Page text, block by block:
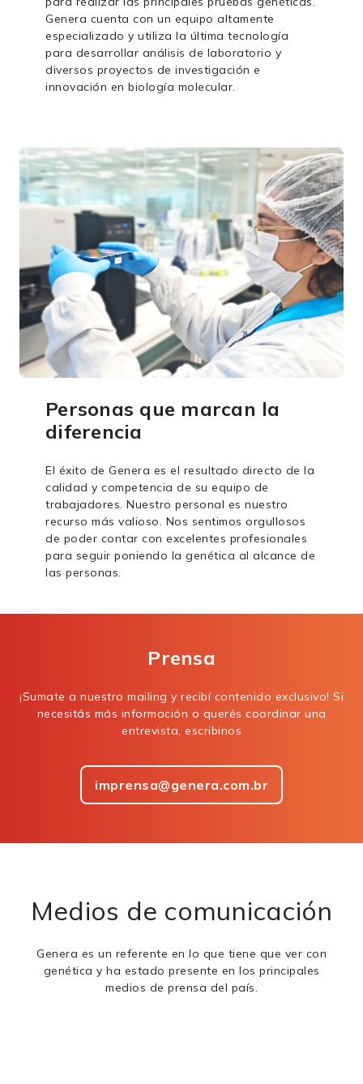
Genera cuenta con un equipo altamente
especializado y utiliza la última tecnología
para desarrollar análisis de laboratorio y
diversos proyectos de investigación e
innovación en biología molecular.
Personas que marcan la
diferencia
El éxito de Genera es el resultado directo de la
calidad y competencia de su equipo de
trabajadores. Nuestro personal es nuestro
recurso más valioso. Nos sentimos orgullosos
de poder contar con excelentes profesionales
para seguir poniendo la genética al alcance de
las personas.
Prensa
¡Sumate a nuestro mailing y recibí contenido exclusivo! Si
necesitás más información o querés coordinar una
entrevista, escribinos
imprensa@genera.com.br
Medios de comunicación
Genera es un referente en lo que tiene que ver con
genética y ha estado presente en los principales
medios de prensa del país.